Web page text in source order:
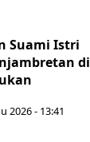
Suami Istri
di
2026 - 13:41